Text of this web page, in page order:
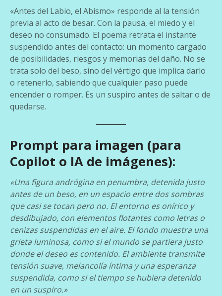
«Antes del Labio, el Abismo» responde al la tensión
previa al acto de besar. Con la pausa, el miedo y el
deseo no consumado. El poema retrata el instante
suspendido antes del contacto: un momento cargado
de posibilidades, riesgos y memorias del daño. No se
trata solo del beso, sino del vértigo que implica darlo
o retenerlo, sabiendo que cualquier paso puede
encender o romper. Es un suspiro antes de saltar o de
quedarse.
Prompt para imagen (para
Copilot o IA de imágenes):
«Una figura andrógina en penumbra, detenida justo
antes de un beso, en un espacio entre dos sombras
que casi se tocan pero no. El entorno es onírico y
desdibujado, con elementos flotantes como letras o
cenizas suspendidas en el aire. El fondo muestra una
grieta luminosa, como si el mundo se partiera justo
donde el deseo es contenido. El ambiente transmite
tensión suave, melancolía íntima y una esperanza
suspendida, como si el tiempo se hubiera detenido
en un suspiro.»